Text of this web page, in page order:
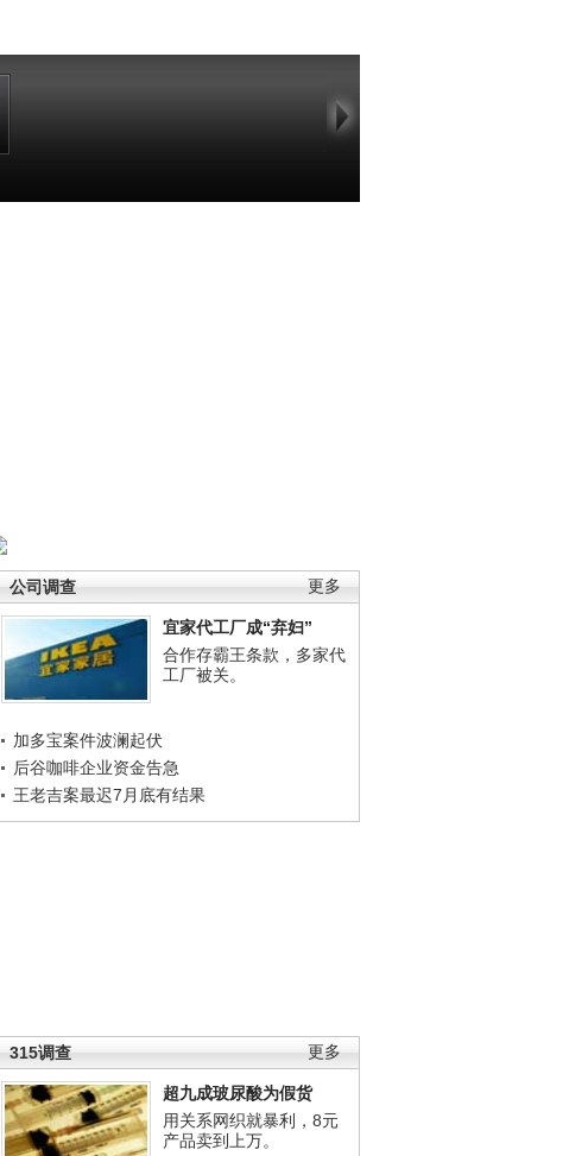
更多
公司调查
宜家代工厂成“弃妇”
合作存霸王条款，多家代
工厂被关。
加多宝案件波澜起伏
后谷咖啡企业资金告急
王老吉案最迟7月底有结果
更多
315调查
超九成玻尿酸为假货
用关系网织就暴利，8元
产品卖到上万。